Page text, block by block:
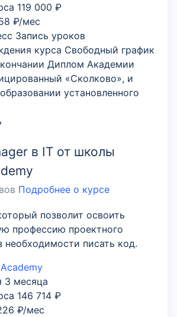
119 000 ₽
₽/мес
Запись уроков
курса Свободный график
Диплом Академии
«Сколково», и
установленного
в IT от школы
Подробнее о курсе
позволит освоить
профессию проектного
необходимости писать код.
3 месяца
146 714 ₽
₽/мес